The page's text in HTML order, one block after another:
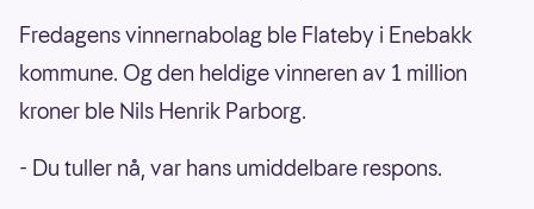
Fredagens vinnernabolag ble Flateby i Enebakk
kommune. Og den heldige vinneren av 1 million
kroner ble Nils Henrik Parborg.
- Du tuller nå, var hans umiddelbare respons.